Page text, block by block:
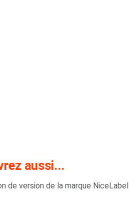
aussi...
de version de la marque NiceLabel